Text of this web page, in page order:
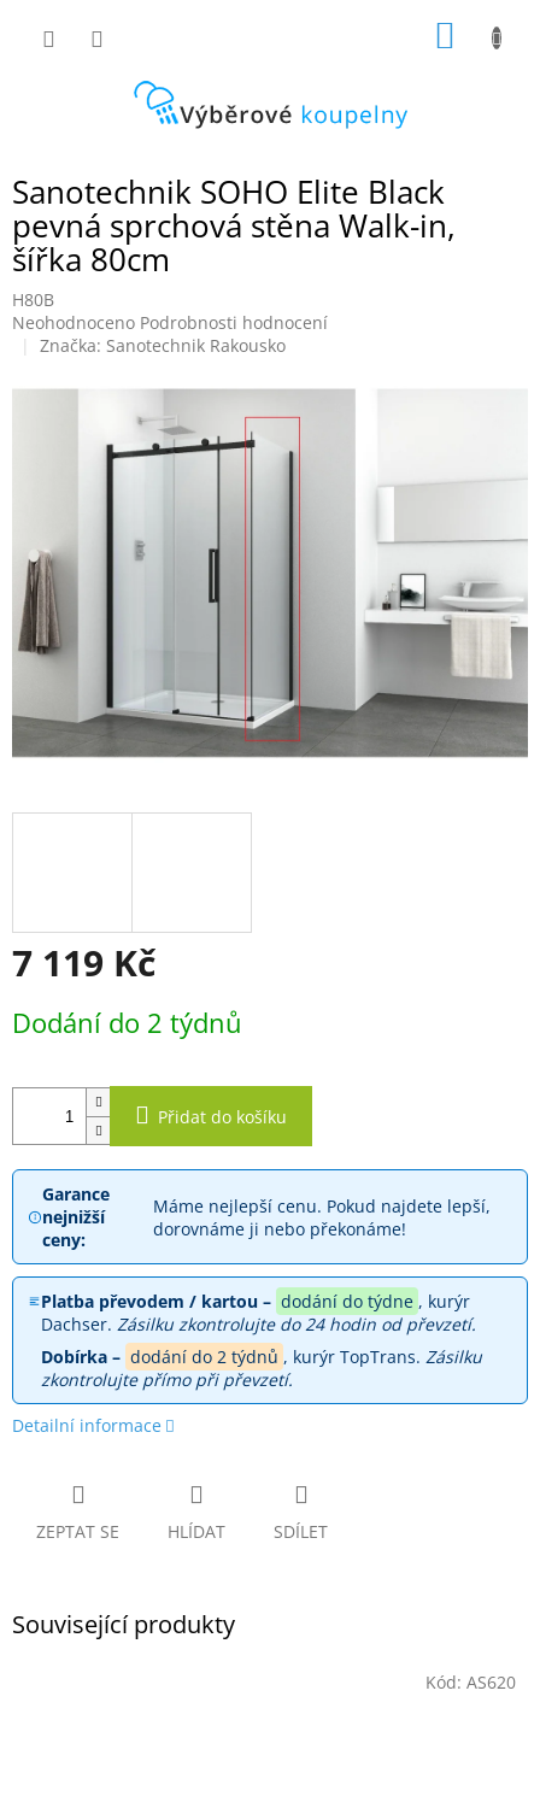
Sanotechnik SOHO Elite Black
pevná sprchová stěna Walk-in,
šířka 80cm
H80B
Průměrné
hodnocení
je
Neohodnoceno Podrobnosti hodnocení
Značka: Sanotechnik Rakousko
7 119 Kč
cena:
Dodání do 2 týdnů
Přidat do košíku
Garance
nejnižší
ceny:
Máme nejlepší cenu. Pokud najdete lepší,
dorovnáme ji nebo překonáme!
Platba převodem / kartou – dodání do týdne , kurýr
Dachser. Zásilku zkontrolujte do 24 hodin od převzetí.
Dobírka – dodání do 2 týdnů , kurýr TopTrans. Zásilku
zkontrolujte přímo při převzetí.
Detailní informace
ZEPTAT SE HLÍDAT SDÍLET
Související produkty
Kód: AS620